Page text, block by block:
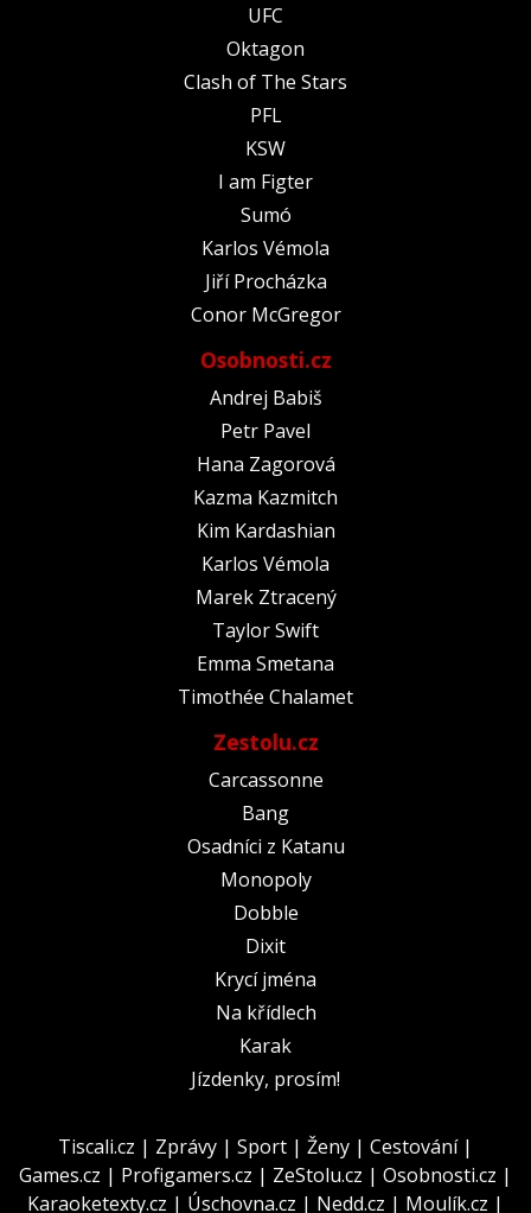
UFC
Oktagon
Clash of The Stars
PFL
KSW
I am Figter
Sumó
Karlos Vémola
Jiří Procházka
Conor McGregor
Osobnosti.cz
Andrej Babiš
Petr Pavel
Hana Zagorová
Kazma Kazmitch
Kim Kardashian
Karlos Vémola
Marek Ztracený
Taylor Swift
Emma Smetana
Timothée Chalamet
Zestolu.cz
Carcassonne
Bang
Osadníci z Katanu
Monopoly
Dobble
Dixit
Krycí jména
Na křídlech
Karak
Jízdenky, prosím!
Tiscali.cz | Zprávy | Sport | Ženy | Cestování|
Games.cz | Profigamers.cz | ZeStolu.cz | Osobnosti.cz |
Karaoketexty.cz | Úschovna.cz | Nedd.cz | Moulík.cz |